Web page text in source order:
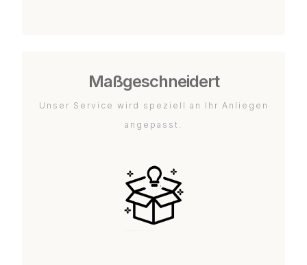
Maßgeschneidert
Unser Service wird speziell an Ihr Anliegen
angepasst.